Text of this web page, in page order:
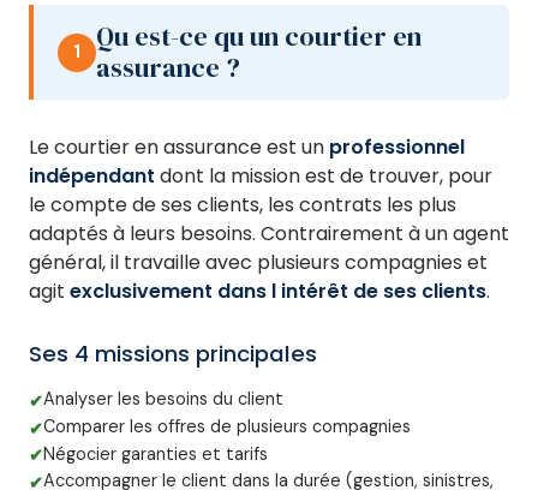
1
Qu est-ce qu un courtier en
assurance ?
Le courtier en assurance est un professionnel
indépendant dont la mission est de trouver, pour
le compte de ses clients, les contrats les plus
adaptés à leurs besoins. Contrairement à un agent
général, il travaille avec plusieurs compagnies et
agit exclusivement dans l intérêt de ses clients.
Ses 4 missions principales
Analyser les besoins du client
Comparer les offres de plusieurs compagnies
Négocier garanties et tarifs
Accompagner le client dans la durée (gestion, sinistres,